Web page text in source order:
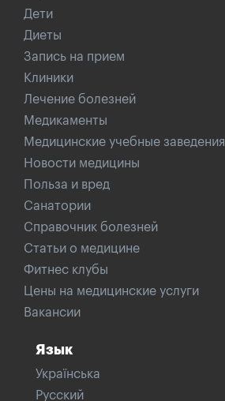
Дети
Диеты
Запись на прием
Клиники
Лечение болезней
Медикаменты
Медицинские учебные заведения
Новости медицины
Польза и вред
Санатории
Справочник болезней
Статьи о медицине
Фитнес клубы
Цены на медицинские услуги
Вакансии
Язык
Українська
Русский